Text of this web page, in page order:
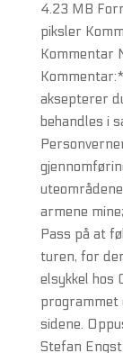
4.23 MB
piksler
Kommentar
aksepterer
behandles i
armene
Pass på at
turen, for
elsykkel hos
programmet
sidene.
Stefan